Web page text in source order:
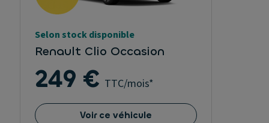
Selon stock disponible
Renault Clio Occasion
249 € TTC/mois*
Voir ce véhicule